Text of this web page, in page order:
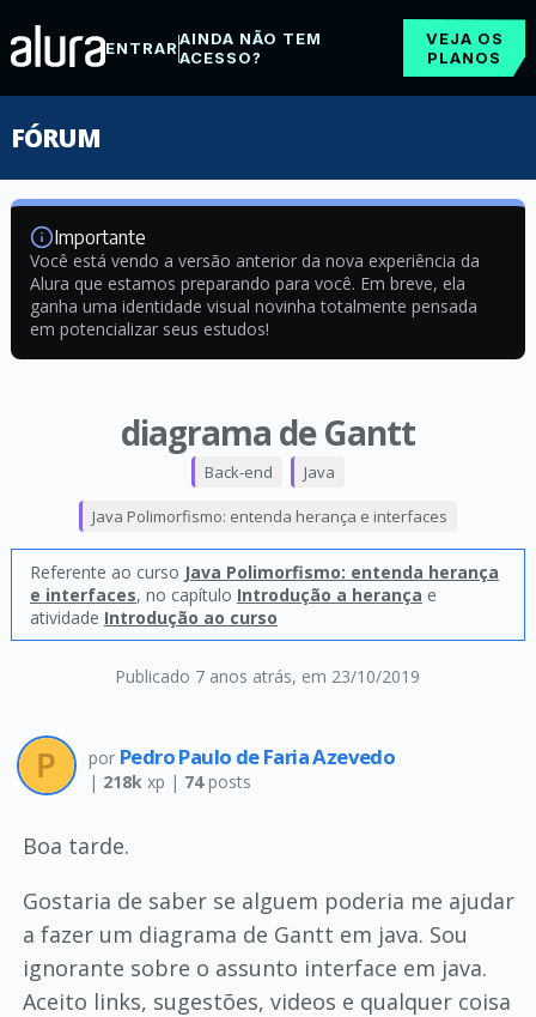
ENTRARAINDA NÃO TEM
ACESSO?
VEJA OS
PLANOS
FÓRUM
Importante
Você está vendo a versão anterior da nova experiência da
Alura que estamos preparando para você. Em breve, ela
ganha uma identidade visual novinha totalmente pensada
em potencializar seus estudos!
diagrama de Gantt
Publicado 7 anos atrás, em 23/10/2019
Back-end Java
Java Polimorfismo: entenda herança e interfaces
Referente ao curso Java Polimorfismo: entenda herança
e interfaces, no capítulo Introdução a herança e
atividade Introdução ao curso
por Pedro Paulo de Faria Azevedo
| 218kxp | 74posts
Boa tarde.
Gostaria de saber se alguem poderia me ajudar
a fazer um diagrama de Gantt em java. Sou
ignorante sobre o assunto interface em java.
Aceito links, sugestões, videos e qualquer coisa